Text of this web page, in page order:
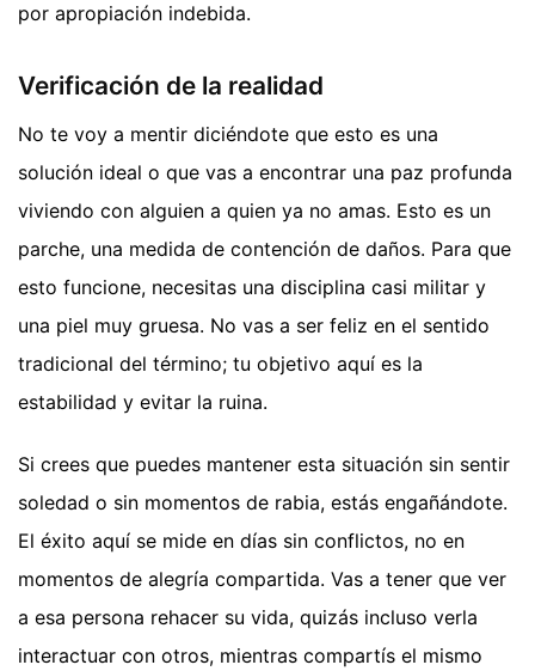
por apropiación indebida.
Verificación de la realidad
No te voy a mentir diciéndote que esto es una
solución ideal o que vas a encontrar una paz profunda
viviendo con alguien a quien ya no amas. Esto es un
parche, una medida de contención de daños. Para que
esto funcione, necesitas una disciplina casi militar y
una piel muy gruesa. No vas a ser feliz en el sentido
tradicional del término; tu objetivo aquí es la
estabilidad y evitar la ruina.
Si crees que puedes mantener esta situación sin sentir
soledad o sin momentos de rabia, estás engañándote.
El éxito aquí se mide en días sin conflictos, no en
momentos de alegría compartida. Vas a tener que ver
a esa persona rehacer su vida, quizás incluso verla
interactuar con otros, mientras compartís el mismo